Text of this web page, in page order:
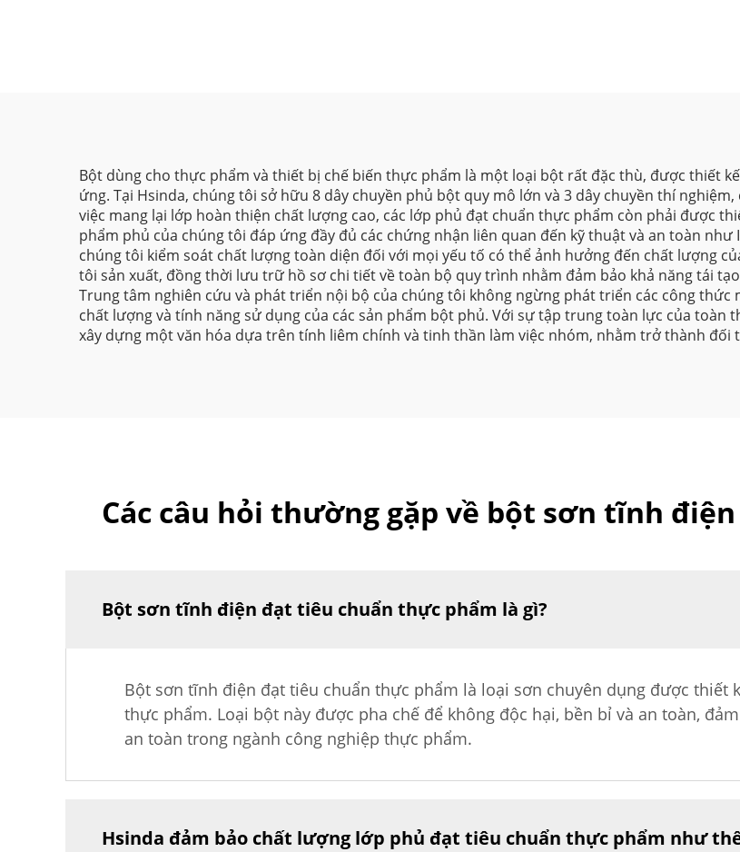
Bột dùng cho thực phẩm và thiết bị chế biến thực phẩm là một loại bột rất đặc thù, được thiết
ứng. Tại Hsinda, chúng tôi sở hữu 8 dây chuyền phủ bột quy mô lớn và 3 dây chuyền thí
việc mang lại lớp hoàn thiện chất lượng cao, các lớp phủ đạt chuẩn thực phẩm còn phải được
phẩm phủ của chúng tôi đáp ứng đầy đủ các chứng nhận liên quan đến kỹ thuật và an toàn như
chúng tôi kiểm soát chất lượng toàn diện đối với mọi yếu tố có thể ảnh hưởng đến chất lượng
tôi sản xuất, đồng thời lưu trữ hồ sơ chi tiết về toàn bộ quy trình nhằm đảm bảo khả năng tái
Trung tâm nghiên cứu và phát triển nội bộ của chúng tôi không ngừng phát triển các công
chất lượng và tính năng sử dụng của các sản phẩm bột phủ. Với sự tập trung toàn lực của toàn
xây dựng một văn hóa dựa trên tính liêm chính và tinh thần làm việc nhóm, nhằm trở thành đối
Các câu hỏi thường gặp về bột sơn tĩnh
Bột sơn tĩnh điện đạt tiêu chuẩn thực phẩm là gì?
Bột sơn tĩnh điện đạt tiêu chuẩn thực phẩm là loại sơn chuyên dụng được thiết
thực phẩm. Loại bột này được pha chế để không độc hại, bền bỉ và an toàn,
an toàn trong ngành công nghiệp thực phẩm.
Hsinda đảm bảo chất lượng lớp phủ đạt tiêu chuẩn thực phẩm như